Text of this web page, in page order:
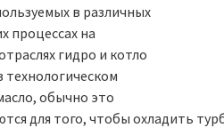
в различных
процессах на
гидро и котло
технологическом
обычно это
для того, чтобы охладить